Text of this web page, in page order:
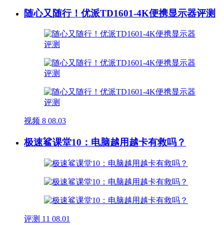
随心又随行！优派TD1601-4K便携显示器评测
视频 8 08.03
极速鲨课堂10：电脑越用越卡有救吗？
评测 11 08.01